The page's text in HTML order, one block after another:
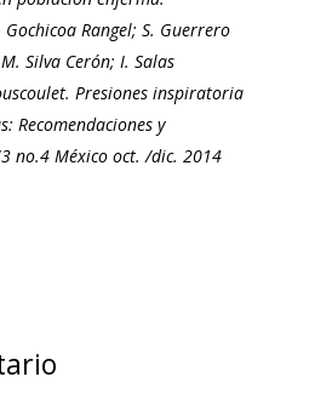
Rangel; S. Guerrero
Silva Cerón; I. Salas
Presiones inspiratoria
Recomendaciones y
no.4 México oct. /dic. 2014